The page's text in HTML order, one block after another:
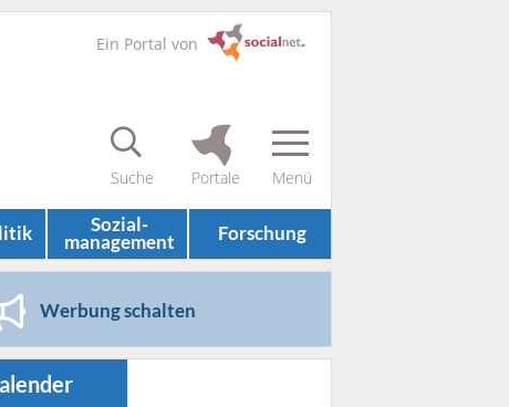
Ein Portal von
Sozial­
management Forschung
Werbung schalten